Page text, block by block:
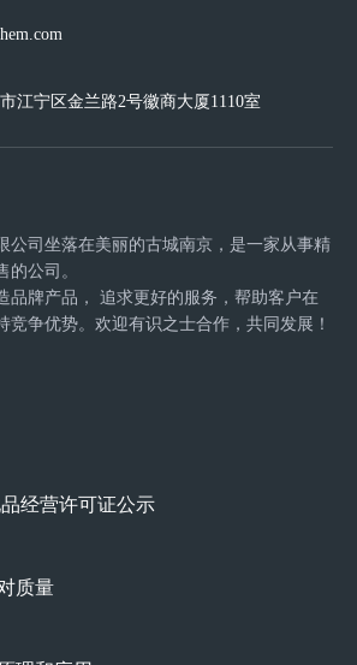
江宁区金兰路2号徽商大厦1110室
公司坐落在美丽的古城南京，是一家从事精
的公司。
品牌产品， 追求更好的服务，帮助客户在
竞争优势。欢迎有识之士合作，共同发展！
经营许可证公示
质量